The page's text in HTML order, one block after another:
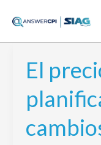
El
El
precio
de
la
no
planificación